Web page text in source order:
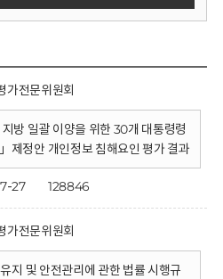
가전문위원회
지방 일괄 이양을 위한 30개 대통령령
제정안 개인정보 침해요인 평가 결과
27 128846
가전문위원회
지 및 안전관리에 관한 법률 시행규